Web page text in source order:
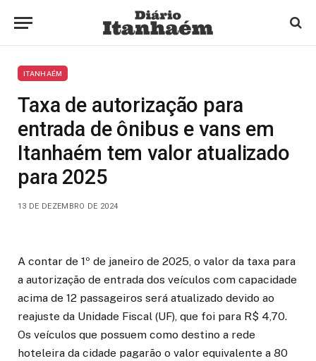
ITANHAÉM
Taxa de autorização para
entrada de ônibus e vans em
Itanhaém tem valor atualizado
para 2025
13 DE DEZEMBRO DE 2024
A contar de 1º de janeiro de 2025, o valor da taxa para
a autorização de entrada dos veículos com capacidade
acima de 12 passageiros será atualizado devido ao
reajuste da Unidade Fiscal (UF), que foi para R$ 4,70.
Os veículos que possuem como destino a rede
hoteleira da cidade pagarão o valor equivalente a 80